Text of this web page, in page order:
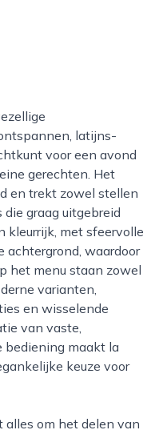
latijns-
voor een avond
gerechten. Het
en trekt zowel stellen
graag uitgebreid
kleurrijk, met sfeervolle
achtergrond, waardoor
het menu staan zowel
varianten,
en wisselende
van vaste,
bediening maakt la
keuze voor